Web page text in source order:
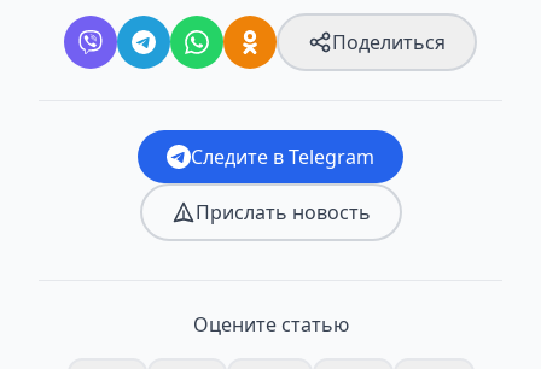
Поделиться
Следите в Telegram
Прислать новость
Оцените статью